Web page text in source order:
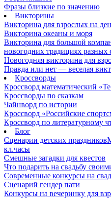
Фразы близкие по значению
Викторины
Викторина для взрослых на
Викторина океаны и моря
Викторина для большой
новогодних традициях разных
Новогодняя викторина для
Правда или нет — веселая
Кроссворды
Кроссворд математический
Кроссворды по сказкам
Чайнворд по истории
Кроссворд «Российские
Кроссворд по литературному
Блог
Сценарии детских праздников
кл.часы
Смешные загадки для квестов
Что подарить на свадьбу
Современные конкурсы на
Сценарий гендер пати
Конкурсы на вечеринку для